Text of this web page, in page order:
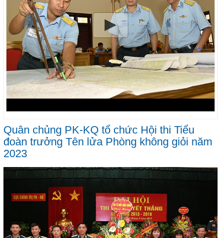
Quân chủng PK-KQ tổ chức Hội thi Tiểu
đoàn trưởng Tên lửa Phòng không giỏi năm
2023